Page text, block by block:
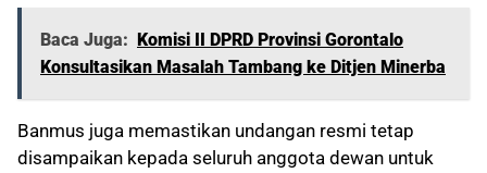
Baca Juga: Komisi II DPRD Provinsi Gorontalo
Konsultasikan Masalah Tambang ke Ditjen Minerba
Banmus juga memastikan undangan resmi tetap
disampaikan kepada seluruh anggota dewan untuk